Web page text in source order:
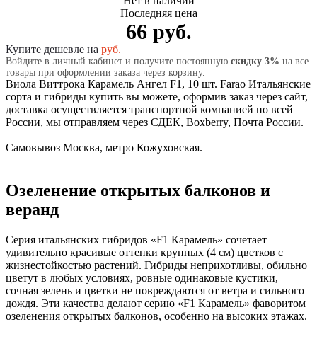
Последняя цена
66 руб.
Купите дешевле на руб.
Войдите в личный кабинет и получите постоянную скидку 3% на все
товары при оформлении заказа через корзину.
Виола Виттрока Карамель Ангел F1, 10 шт. Farao Итальянские
сорта и гибриды купить вы можете, оформив заказ через сайт,
доставка осуществляется транспортной компанией по всей
России, мы отправляем через СДЕК, Boxberry, Почта России.
Самовывоз Москва, метро Кожуховская.
Озеленение открытых балконов и
веранд
Серия итальянских гибридов «F1 Карамель» сочетает
удивительно красивые оттенки крупных (4 см) цветков с
жизнестойкостью растений. Гибриды неприхотливы, обильно
цветут в любых условиях, ровные одинаковые кустики,
сочная зелень и цветки не повреждаются от ветра и сильного
дождя. Эти качества делают серию «F1 Карамель» фаворитом
озеленения открытых балконов, особенно на высоких этажах.